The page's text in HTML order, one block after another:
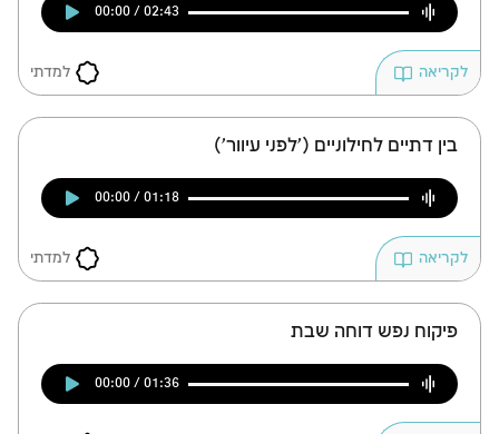
00:00 / 02:43
למדתי לקריאה
בין דתיים לחילוניים ('לפני עיוור')
00:00 / 01:18
למדתי לקריאה
פיקוח נפש דוחה שבת
00:00 / 01:36